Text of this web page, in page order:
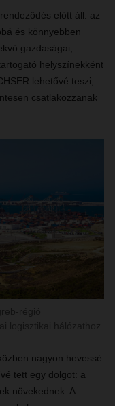
előtt áll: az
és könnyebben
gazdaságai,
helyszínekként
lehetővé teszi,
csatlakozzanak
nagyon hevessé
tett egy dolgot: a
növekednek. A